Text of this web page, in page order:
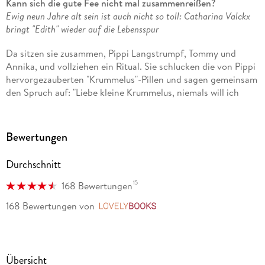
Kann sich die gute Fee nicht mal zusammenreißen?
Ewig neun Jahre alt sein ist auch nicht so toll: Catharina Valckx
bringt "Edith" wieder auf die Lebensspur
Da sitzen sie zusammen, Pippi Langstrumpf, Tommy und
Annika, und vollziehen ein Ritual. Sie schlucken die von Pippi
hervorgezauberten "Krummelus"-Pillen und sagen gemeinsam
den Spruch auf: "Liebe kleine Krummelus, niemals will ich
dreibändigen Kinderbuchreihe von Astrid Lindgren, endet
mit dieser Szene.
Das Buch erschien 1948, neun Jahre vor der Geburt der
niederländischen Autorin und Illustratorin Catharina Valckx,
die ihre Werke auf Französisch schreibt. Und die
Verzauberung zur ewigen Kindheit ist in ihrem neuen Buch
wird. Den Eltern der neugeborenen Edith jedenfalls erscheint
Bewertungen
Durchschnitt
168 Bewertungen15
168 Bewertungen von
Übersicht